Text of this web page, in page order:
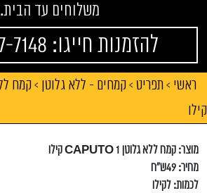
משלוחים עד הבית.
להזמנות חייגו: 072-397-7148
ראשי > תפריט > קמחים - ללא גלוטן >
קילו
מוצר: קמח ללא גלוטן CAPUTO 1 קילו
מחיר: 49ש"ח
לכמות: לקילו